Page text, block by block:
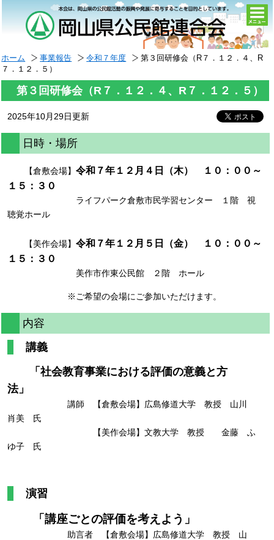
ホーム 事業報告 令和７年度
第３回研修会（R７．１２．４、R
７．１２．５）
第３回研修会（R７．１２．４、R７．１２．５）
2025年10月29日更新
日時・場所
【倉敷会場】令和７年１２月４日（木） １０：００～
１５：３０
ライフパーク倉敷市民学習センター １階 視
聴覚ホール
【美作会場】令和７年１２月５日（金） １０：００～
１５：３０
美作市作東公民館 ２階 ホール
※ご希望の会場にご参加いただけます。
内容
講義
「社会教育事業における評価の意義と方
法」
講師 【倉敷会場】広島修道大学 教授 山川
肖美 氏
【美作会場】文教大学 教授 金藤 ふ
ゆ子 氏
演習
「講座ごとの評価を考えよう」
助言者 【倉敷会場】広島修道大学 教授 山